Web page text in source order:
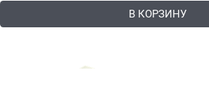
В КОРЗИНУ